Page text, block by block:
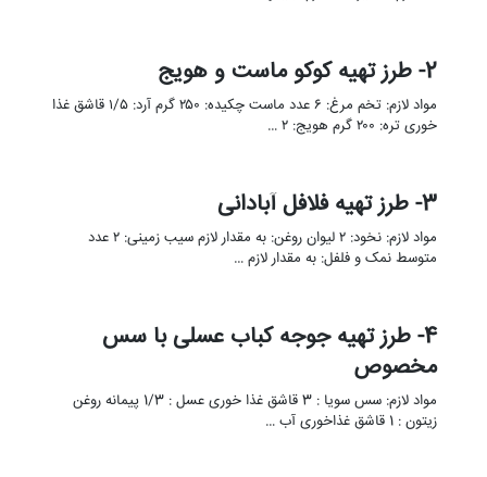
2- طرز تهیه کوکو ماست و هویج
مواد لازم: تخم مرغ: ۶ عدد ماست چکیده: ۲۵۰ گرم آرد: ۱/۵ قاشق غذا
خوری تره: ۲۰۰ گرم هویج: ۲ …
3- طرز تهیه فلافل آبادانی
مواد لازم: نخود: ۲ لیوان روغن: به مقدار لازم سیب زمینی: ۲ عدد
متوسط نمک و فلفل: به مقدار لازم …
4- طرز تهیه جوجه کباب عسلی با سس
مخصوص
مواد لازم: سس سویا : 3 قاشق غذا خوری عسل : 1/3 پیمانه روغن
زیتون : 1 قاشق غذاخوری آب …